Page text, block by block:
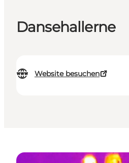
Dansehallerne
Website besuchen